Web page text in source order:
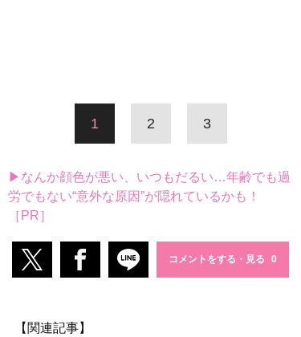
1 2 3
▶なんか顔色が悪い、いつもだるい…年齢でも過
労でもない“意外な原因”が隠れているかも！
［PR］
コメントをする・見る
【関連記事】